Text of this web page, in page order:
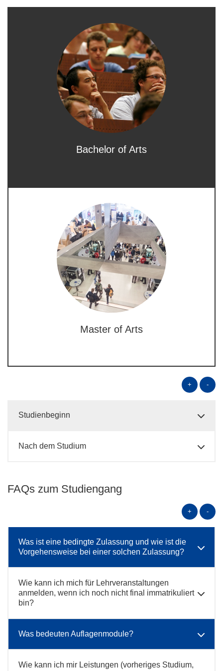
Bachelor of Arts
Master of Arts
+ -
Studienbeginn
Nach dem Studium
FAQs zum Studiengang
+ -
Was ist eine bedingte Zulassung und wie ist die
Vorgehensweise bei einer solchen Zulassung?
Wie kann ich mich für Lehrveranstaltungen
anmelden, wenn ich noch nicht final immatrikuliert
bin?
Was bedeuten Auflagenmodule?
Wie kann ich mir Leistungen (vorheriges Studium,